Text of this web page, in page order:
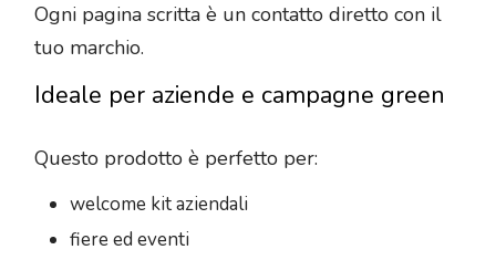
Ogni pagina scritta è un contatto diretto con il
tuo marchio.
Ideale per aziende e campagne green
Questo prodotto è perfetto per:
welcome kit aziendali
fiere ed eventi